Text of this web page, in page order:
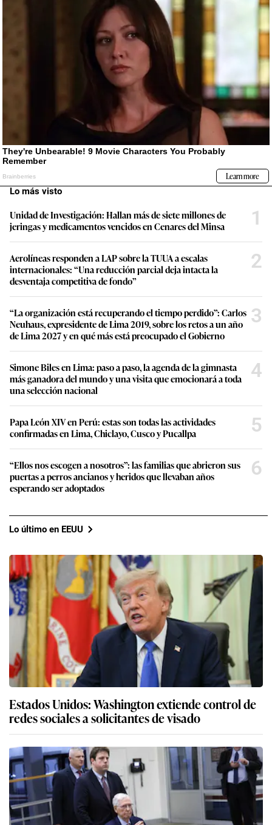
Lo más visto
Unidad de Investigación: Hallan más de siete millones de
jeringas y medicamentos vencidos en Cenares del Minsa
1
Aerolíneas responden a LAP sobre la TUUA a escalas
internacionales: “Una reducción parcial deja intacta la
desventaja competitiva de fondo”
2
“La organización está recuperando el tiempo perdido”: Carlos
Neuhaus, expresidente de Lima 2019, sobre los retos a un año
de Lima 2027 y en qué más está preocupado el Gobierno
3
Simone Biles en Lima: paso a paso, la agenda de la gimnasta
más ganadora del mundo y una visita que emocionará a toda
una selección nacional
4
Papa León XIV en Perú: estas son todas las actividades
confirmadas en Lima, Chiclayo, Cusco y Pucallpa
5
“Ellos nos escogen a nosotros”: las familias que abrieron sus
puertas a perros ancianos y heridos que llevaban años
esperando ser adoptados
6
Lo último en EEUU
Estados Unidos: Washington extiende control de
redes sociales a solicitantes de visado